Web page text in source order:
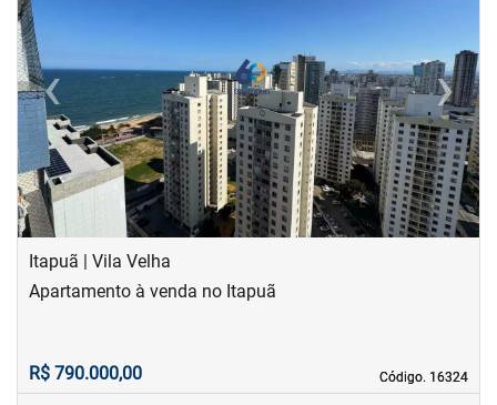
‹Previous ›Next
Itapuã | Vila Velha
Código. 16324
Código. 16324
Apartamento à venda no Itapuã
R$ 790.000,00